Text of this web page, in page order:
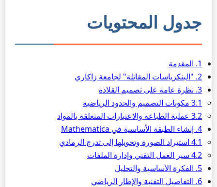
جدول المحتويات
1. المقدمة
2. "البنكرياسات المقاتلة" لجامعة زاكاري
3. نظرة عامة على تصميم القلادة
3.1 مكونات التصميم والحدود الرياضية
3.2 عملية الطباعة والاعتبارات المتعلقة بالمواد
4. إنشاء الطبقة الأساسية في Mathematica
4.1 استيراد الصورة وتحويلها إلى تدرج الرمادي
4.2 سير العمل التقني وإدارة الملفات
5. الفكرة الأساسية والتحليل
6. التفاصيل التقنية والإطار الرياضي